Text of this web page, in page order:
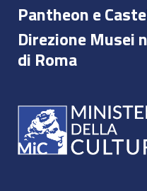
Pantheon e
Direzione Musei
di Roma